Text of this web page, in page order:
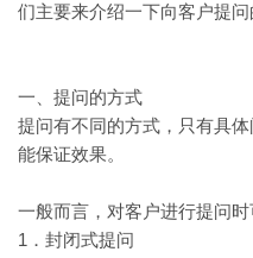
们主要来介绍一下向客户提问
一、提问的方式
提问有不同的方式，只有具
能保证效果。
一般而言，对客户进行提问时
1．封闭式提问